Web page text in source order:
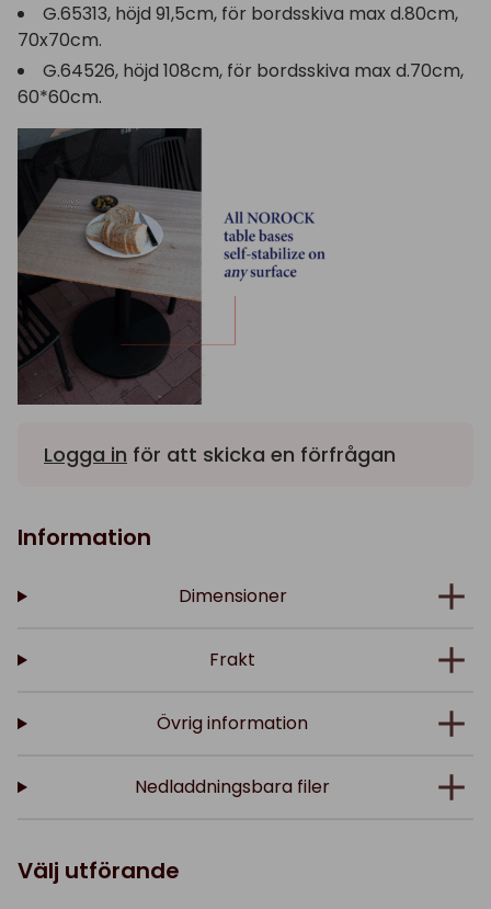
G.65313, höjd 91,5cm, för bordsskiva max d.80cm,
70x70cm.
G.64526, höjd 108cm, för bordsskiva max d.70cm,
60*60cm.
Logga in för att skicka en förfrågan
Information
Dimensioner
Frakt
Övrig information
Nedladdningsbara filer
Välj utförande